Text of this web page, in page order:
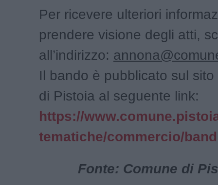
Per ricevere ulteriori
prendere visione degli atti,
all’indirizzo:
Il bando è pubblicato sul
di Pistoia al seguente link:
https://
tematiche/commercio/
Fonte: Comune di